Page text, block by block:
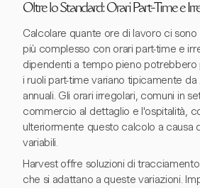
Oltre lo Standard: Orari Part-Time e
Calcolare quante ore di lavoro ci sono
più complesso con orari part-time e
dipendenti a tempo pieno potrebbero
i ruoli part-time variano tipicamente
annuali. Gli orari irregolari, comuni in
commercio al dettaglio e l'ospitalità,
ulteriormente questo calcolo a causa
variabili.
Harvest offre soluzioni di
che si adattano a queste variazioni.